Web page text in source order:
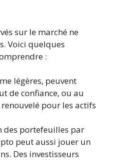
sur le marché ne
Voici quelques
:
légères, peuvent
de confiance, ou au
pour les actifs
des portefeuilles par
peut aussi jouer un
Des investisseurs